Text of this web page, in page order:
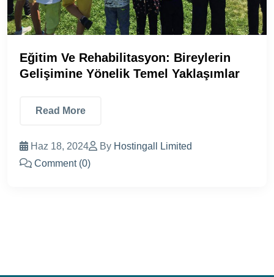
Eğitim Ve Rehabilitasyon: Bireylerin
Gelişimine Yönelik Temel Yaklaşımlar
Read More
Haz 18, 2024 By Hostingall Limited
Comment (0)